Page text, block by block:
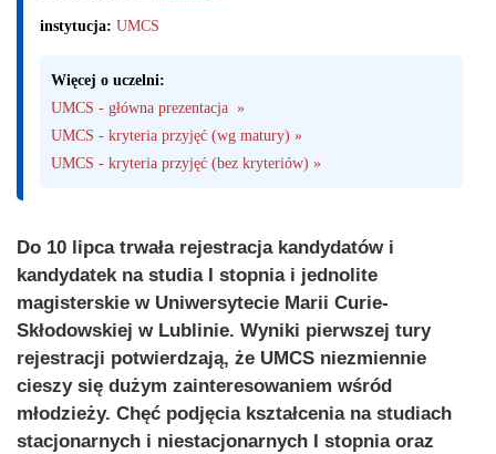
instytucja: UMCS
Więcej o uczelni:
UMCS - główna prezentacja  »
UMCS - kryteria przyjęć (wg matury) »
UMCS - kryteria przyjęć (bez kryteriów) »
Do 10 lipca trwała rejestracja kandydatów i
kandydatek na studia I stopnia i jednolite
magisterskie w Uniwersytecie Marii Curie-
Skłodowskiej w Lublinie. Wyniki pierwszej tury
rejestracji potwierdzają, że UMCS niezmiennie
cieszy się dużym zainteresowaniem wśród
młodzieży. Chęć podjęcia kształcenia na studiach
stacjonarnych i niestacjonarnych I stopnia oraz